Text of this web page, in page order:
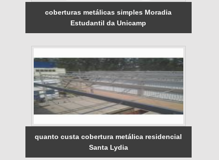
coberturas metálicas simples Moradia
Estudantil da Unicamp
quanto custa cobertura metálica residencial
Santa Lydia